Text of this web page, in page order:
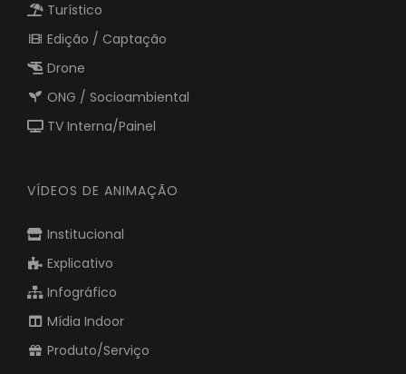
Turístico
Edição / Captação
Drone
ONG / Socioambiental
TV Interna/Painel
VÍDEOS DE ANIMAÇÃO
Institucional
Explicativo
Infográfico
Mídia Indoor
Produto/Serviço